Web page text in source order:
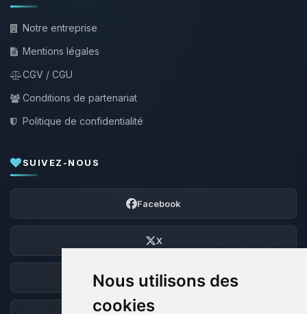
Nous utilisons des
cookies
Notre entreprise
Mentions légales
CGV / CGU
Conditions de partenariat
Politique de confidentialité
SUIVEZ-NOUS
Facebook
X
Discord